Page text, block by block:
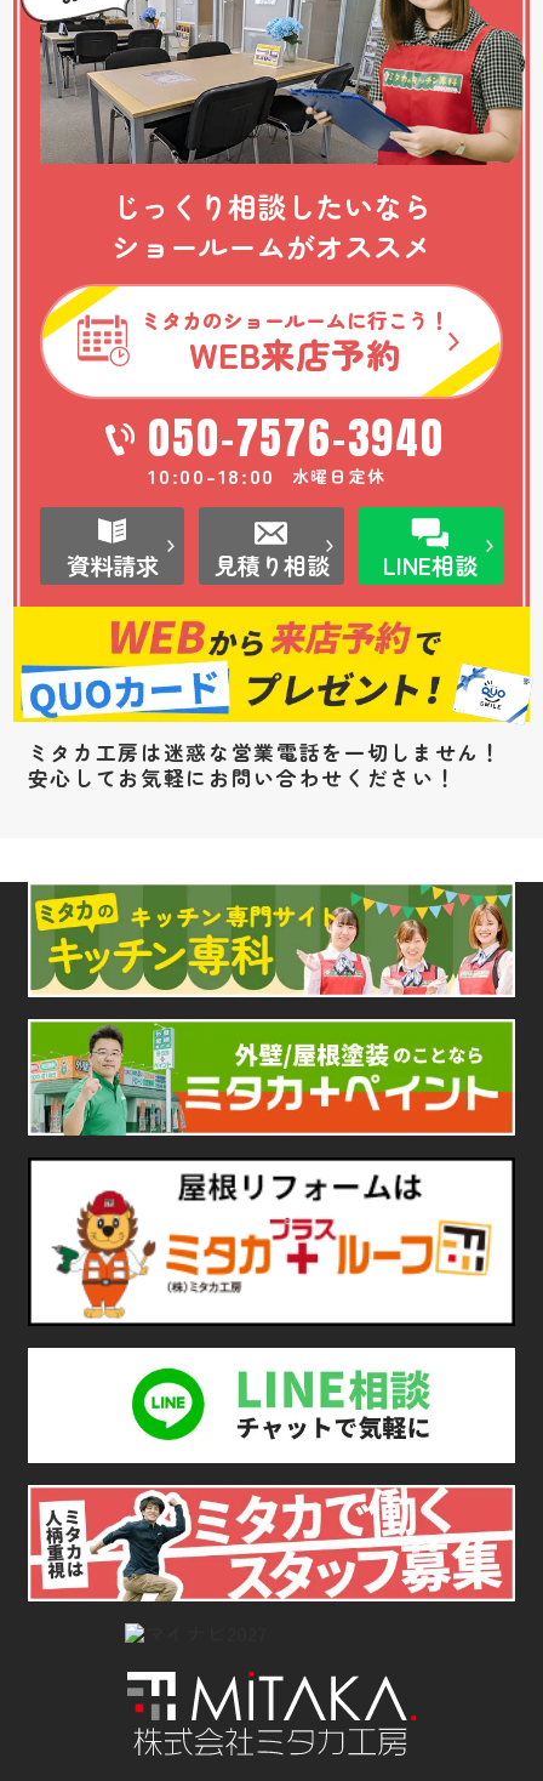
じっくり相談したいなら
ショールームがオススメ
ミタカのショールームに行こう！
WEB来店予約
050-7576-3940
10:00-18:00 水曜日定休
資料請求 見積り相談 LINE相談
ミタカ工房は迷惑な営業電話を一切しません！
安心してお気軽にお問い合わせください！